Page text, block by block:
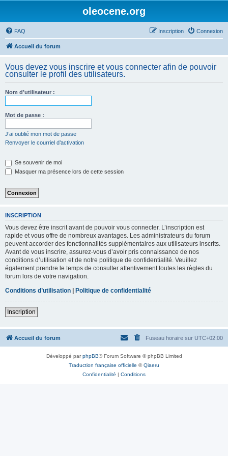
oleocene.org
FAQ Connexion
Inscription
Accueil du forum
Vous devez vous inscrire et vous connecter afin de pouvoir
consulter le profil des utilisateurs.
Nom d’utilisateur :
Mot de passe :
J’ai oublié mon mot de passe
Renvoyer le courriel d’activation
Se souvenir de moi
Masquer ma présence lors de cette session
INSCRIPTION
Vous devez être inscrit avant de pouvoir vous connecter. L’inscription est
rapide et vous offre de nombreux avantages. Les administrateurs du forum
peuvent accorder des fonctionnalités supplémentaires aux utilisateurs inscrits.
Avant de vous inscrire, assurez-vous d’avoir pris connaissance de nos
conditions d’utilisation et de notre politique de confidentialité. Veuillez
également prendre le temps de consulter attentivement toutes les règles du
forum lors de votre navigation.
Conditions d’utilisation | Politique de confidentialité
Inscription
Accueil du forum Fuseau horaire sur UTC+02:00
Développé parphpBB® Forum Software © phpBB Limited
Traduction française officielle ©Qiaeru
Confidentialité | Conditions